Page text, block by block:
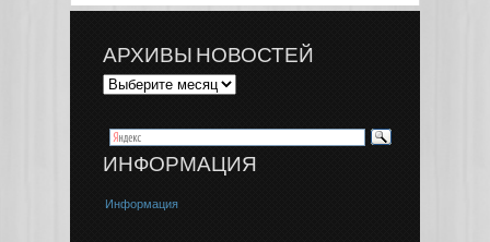
АРХИВЫ НОВОСТЕЙ
ИНФОРМАЦИЯ
Информация